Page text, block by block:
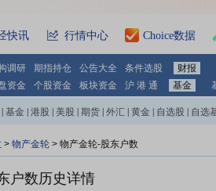
快讯 行情中心 Choice数据
调研 期指持仓 公告大全 条件选股 财报
资金 个股资金 板块资金 沪 港 通 基金
基金 港股 美股 期货 外汇 黄金 自选股 自选
> 物产金轮 > 物产金轮-股东户数
户数历史详情